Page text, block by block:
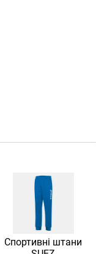
Спортивні штани